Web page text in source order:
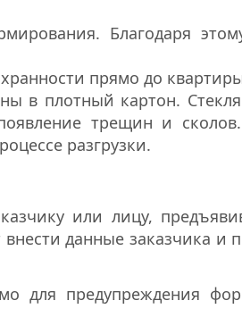
Благодаря
прямо до
в плотный картон.
трещин и
разгрузки.
или лицу,
данные заказчика и
для предупреждения